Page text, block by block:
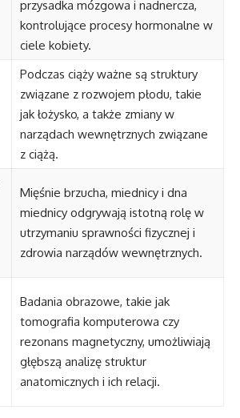
przysadka mózgowa i nadnercza,
kontrolujące procesy hormonalne w
ciele kobiety.
Podczas ciąży ważne są struktury
związane z rozwojem płodu, takie
jak łożysko, a także zmiany w
narządach wewnętrznych związane
z ciążą.
Mięśnie brzucha, miednicy i dna
miednicy odgrywają istotną rolę w
utrzymaniu sprawności fizycznej i
zdrowia narządów wewnętrznych.
Badania obrazowe, takie jak
tomografia komputerowa czy
rezonans magnetyczny, umożliwiają
głębszą analizę struktur
anatomicznych i ich relacji.